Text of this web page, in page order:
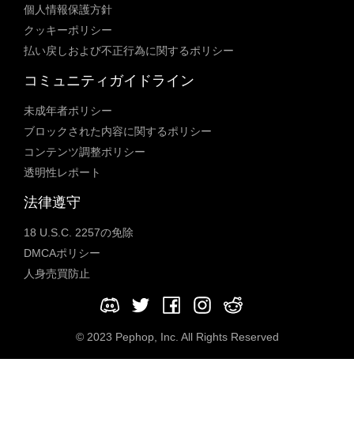
個人情報保護方針
クッキーポリシー
払い戻しおよび不正行為に関するポリシー
コミュニティガイドライン
未成年者ポリシー
ブロックされた内容に関するポリシー
コンテンツ調整ポリシー
透明性レポート
法律遵守
18 U.S.C. 2257の免除
DMCAポリシー
人身売買防止
© 2023 Pephop, Inc. All Rights Reserved